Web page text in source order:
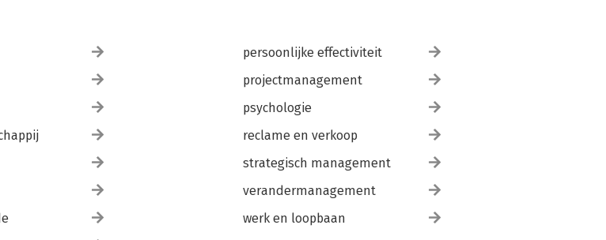
persoonlijke effectiviteit
projectmanagement
psychologie
reclame en verkoop
strategisch management
verandermanagement
werk en loopbaan